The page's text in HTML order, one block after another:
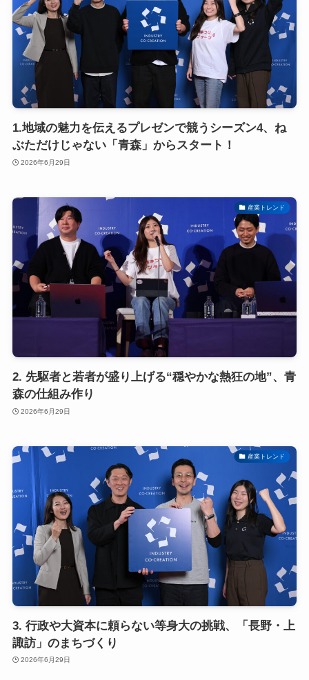
1.地域の魅力を伝えるプレゼンで競うシーズン4、ね
ぶただけじゃない「青森」からスタート！
2026年6月29日
産業トレンド
2. 先駆者と若者が盛り上げる“穏やかな熱狂の地”、青
森の仕組み作り
2026年6月29日
産業トレンド
3. 行政や大資本に頼らない等身大の挑戦、「長野・上
諏訪」のまちづくり
2026年6月29日